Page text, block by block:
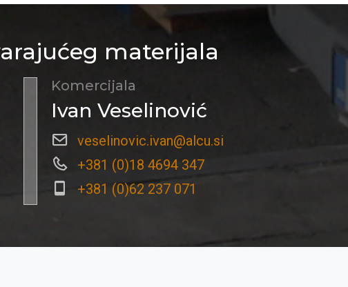
materijala
Komercijala
Ivan Veselinović
veselinovic.ivan@alcu.si
+381 (0)18 4694 347
+381 (0)62 237 071